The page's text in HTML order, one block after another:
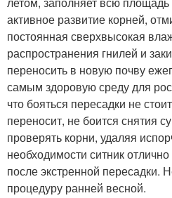
активное развитие корней,
постоянная сверхвысокая
распространения гнилей и
переносить в новую почву
самым здоровую среду для
что бояться пересадки не
переносит, не боится снятия
проверять корни, удаляя
необходимости ситник
после экстренной пересадки.
процедуру ранней весной.